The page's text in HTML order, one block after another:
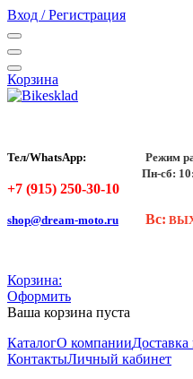
Вход / Регистрация
Корзина
Тел/WhatsApp:
Режим
Пн-сб: 10:00-
+7 (915) 250-30-10
shop@dream-moto.ru Вс:
Корзина:
Оформить
Ваша корзина пуста
КаталогО компанииДоставка
КонтактыЛичный кабинет